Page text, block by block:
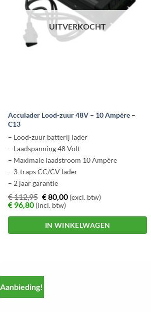
UITVERKOCHT
Acculader Lood-zuur 48V – 10 Ampère –
C13
– Lood-zuur batterij lader
– Laadspanning 48 Volt
– Maximale laadstroom 10 Ampère
– 3-traps CC/CV lader
– 2 jaar garantie
€112,95 €80,00(excl. btw)
€96,80(incl. btw)
IN WINKELWAGEN
Aanbieding!